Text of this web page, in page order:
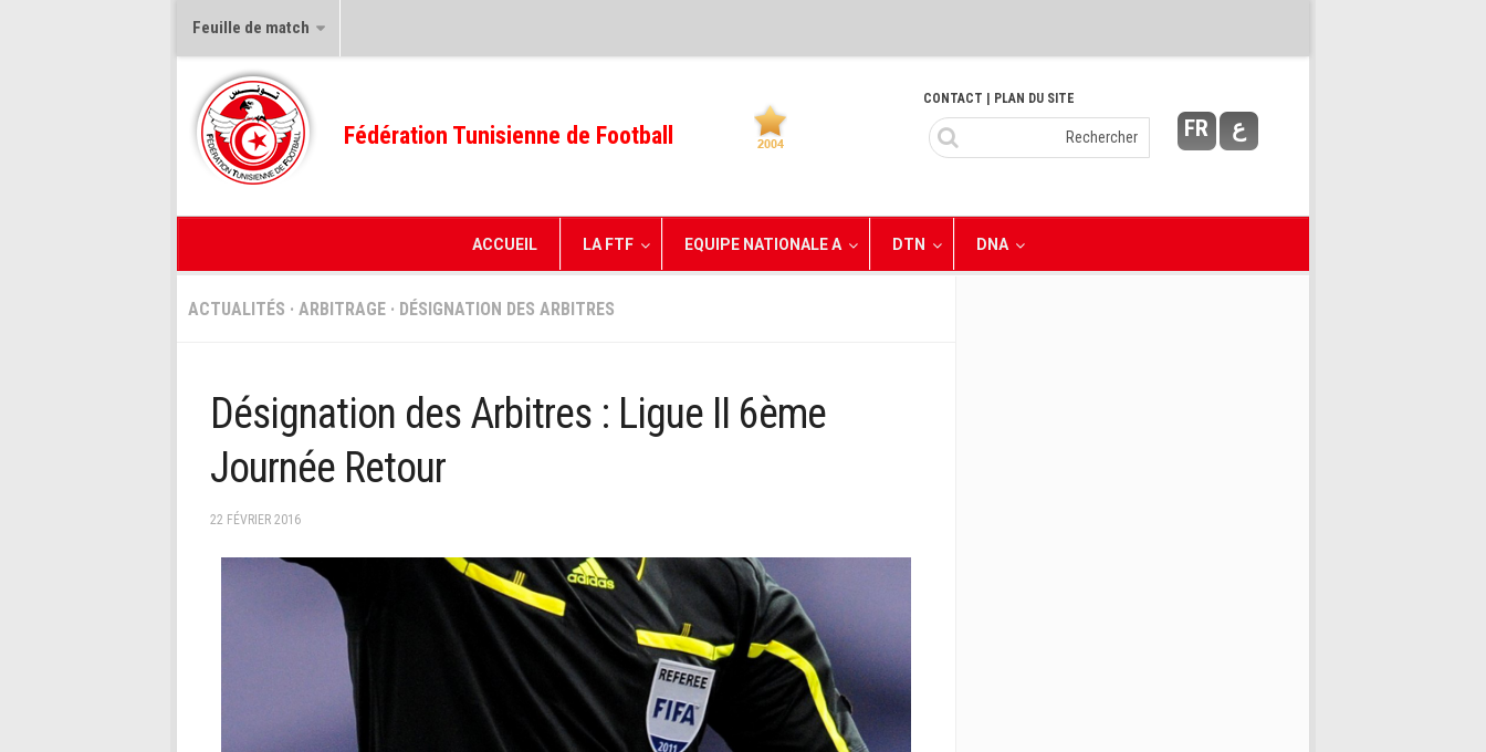
Feuille de match
Fédération Tunisienne de Football FR ع
CONTACT | PLAN DU SITE
ACCUEIL LA FTF EQUIPE NATIONALE A DTN DNA
ACTUALITÉS · ARBITRAGE · DÉSIGNATION DES ARBITRES
Désignation des Arbitres : Ligue II 6ème
Journée Retour
22 FÉVRIER 2016